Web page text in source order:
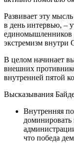
Развивает эту
в день интервью, –
единомышленников
экстремизм
В целом начинает
внешних
внутренней пятой
Высказывания
Внутренняя
доминировать
что победа